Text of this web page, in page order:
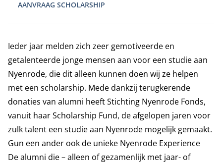
AANVRAAG SCHOLARSHIP
Ieder jaar melden zich zeer gemotiveerde en
getalenteerde jonge mensen aan voor een studie aan
Nyenrode, die dit alleen kunnen doen wij ze helpen
met een scholarship. Mede dankzij terugkerende
donaties van alumni heeft Stichting Nyenrode Fonds,
vanuit haar Scholarship Fund, de afgelopen jaren voor
zulk talent een studie aan Nyenrode mogelijk gemaakt.
Gun een ander ook de unieke Nyenrode Experience
De alumni die – alleen of gezamenlijk met jaar- of